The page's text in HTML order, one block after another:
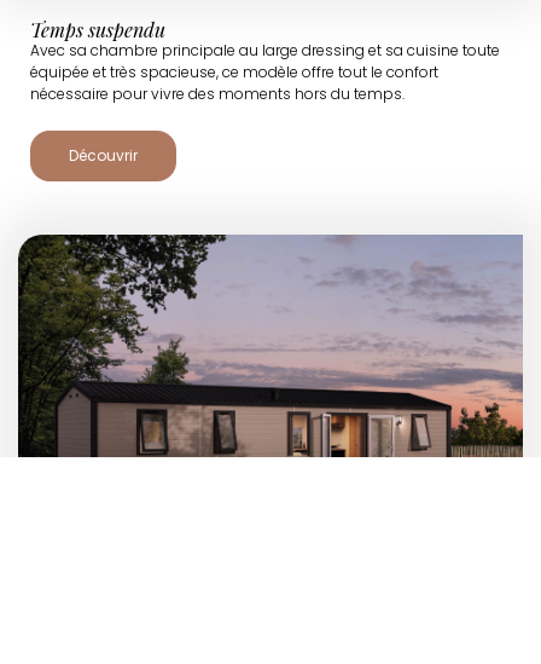
Temps suspendu
Avec sa chambre principale au large dressing et sa cuisine toute
équipée et très spacieuse, ce modèle offre tout le confort
nécessaire pour vivre des moments hors du temps.
Découvrir